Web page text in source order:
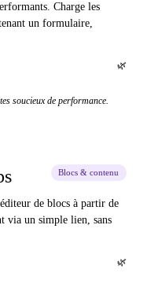
Charge les
un formulaire,
🌿
soucieux de performance.
Blocs & contenu
de blocs à partir de
via un simple lien, sans
🌿